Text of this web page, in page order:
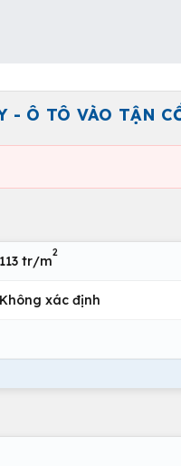
- Ô TÔ VÀO TẬN
113 tr/m
2
Không xác định